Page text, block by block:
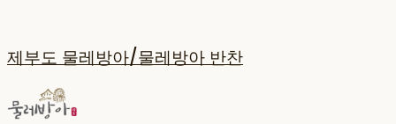
제부도 물레방아/물레방아 반찬